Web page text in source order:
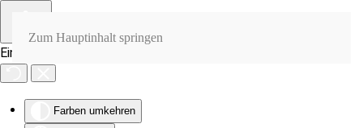
Eingabehilfen öffnen
Farben umkehren
Zum Hauptinhalt springen